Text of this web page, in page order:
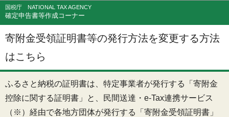
このページの本文へ移動
国税庁 NATIONAL TAX AGENCY
確定申告書等作成コーナー
寄附金受領証明書等の発行方法を変更する方法
はこちら
ふるさと納税の証明書は、特定事業者が発行する「寄附金
控除に関する証明書」と、民間送達・e-Tax連携サービス
（※）経由で各地方団体が発行する「寄附金受領証明書」